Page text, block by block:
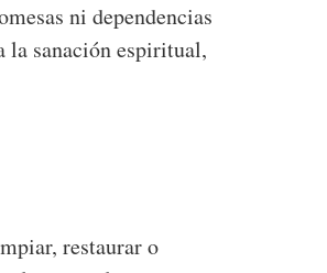
ni dependencias
la sanación espiritual,
restaurar o